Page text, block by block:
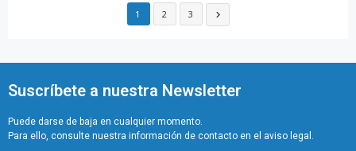
1 2 3 
Suscríbete a nuestra Newsletter
Puede darse de baja en cualquier momento.
Para ello, consulte nuestra información de contacto en el aviso legal.